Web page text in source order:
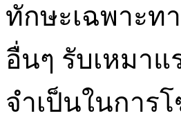
ทักษะเฉพาะท
อื่นๆ รับเหมา
จำเป็นในการ